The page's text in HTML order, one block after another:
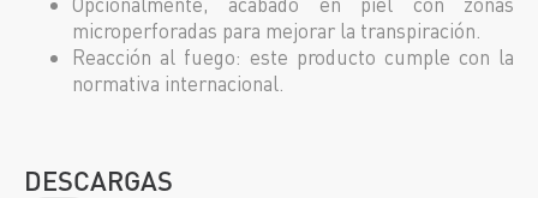
microperforadas para mejorar la transpiración.
Reacción al fuego: este producto cumple con la
normativa internacional.
DESCARGAS